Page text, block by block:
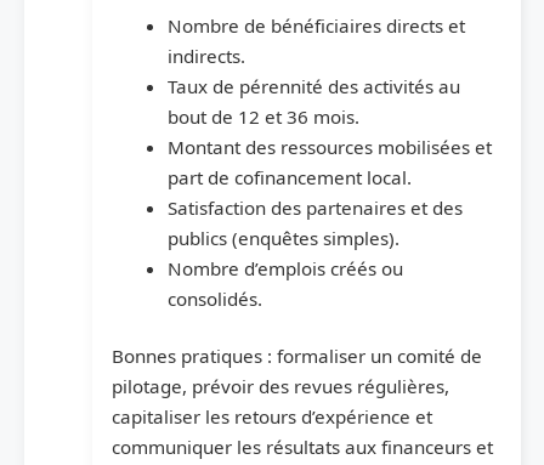
Nombre de bénéficiaires directs et
indirects.
Taux de pérennité des activités au
bout de 12 et 36 mois.
Montant des ressources mobilisées et
part de cofinancement local.
Satisfaction des partenaires et des
publics (enquêtes simples).
Nombre d’emplois créés ou
consolidés.
Bonnes pratiques : formaliser un comité de
pilotage, prévoir des revues régulières,
capitaliser les retours d’expérience et
communiquer les résultats aux financeurs et